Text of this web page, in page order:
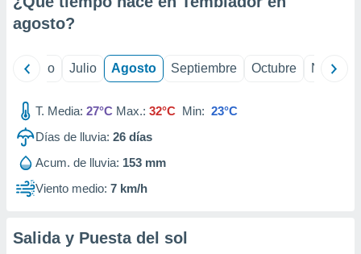
agosto?
Junio Julio Agosto Septiembre Octubre
T. Media: 27°C Max.: 32°C Min: 23°C
Días de lluvia: 26 días
Acum. de lluvia: 153 mm
Viento medio: 7 km/h
Salida y Puesta del sol